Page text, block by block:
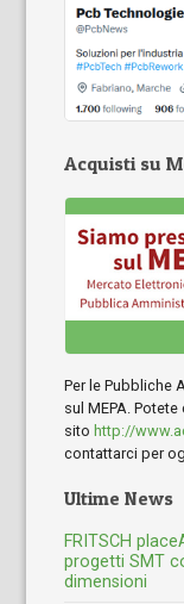
Acquisti su
Per le Pubbliche
sul MEPA.
sito http://
contattarci per
Ultime News
FRITSCH
progetti SMT
dimensioni